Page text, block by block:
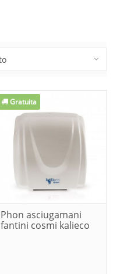
Gratuita
Phon asciugamani
fantini cosmi kalieco